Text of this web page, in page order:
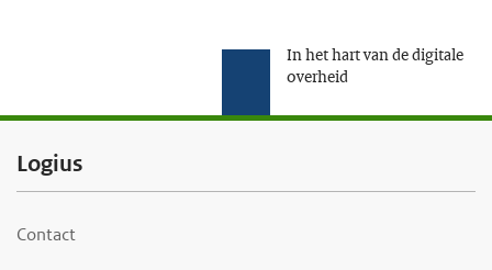
In het hart van de digitale
overheid
F
o
o
Logius
Contact